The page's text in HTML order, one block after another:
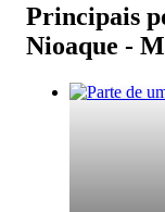
Principais
Nioaque -